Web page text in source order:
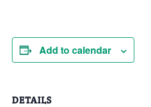
Add to calendar
DETAILS